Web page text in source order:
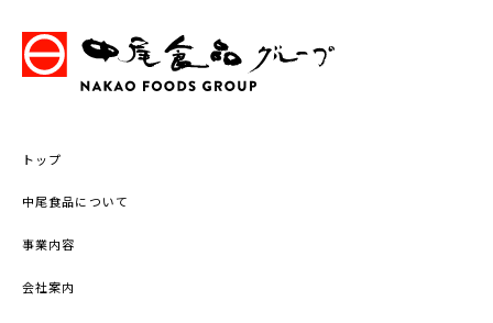
トップ
中尾食品について
事業内容
会社案内